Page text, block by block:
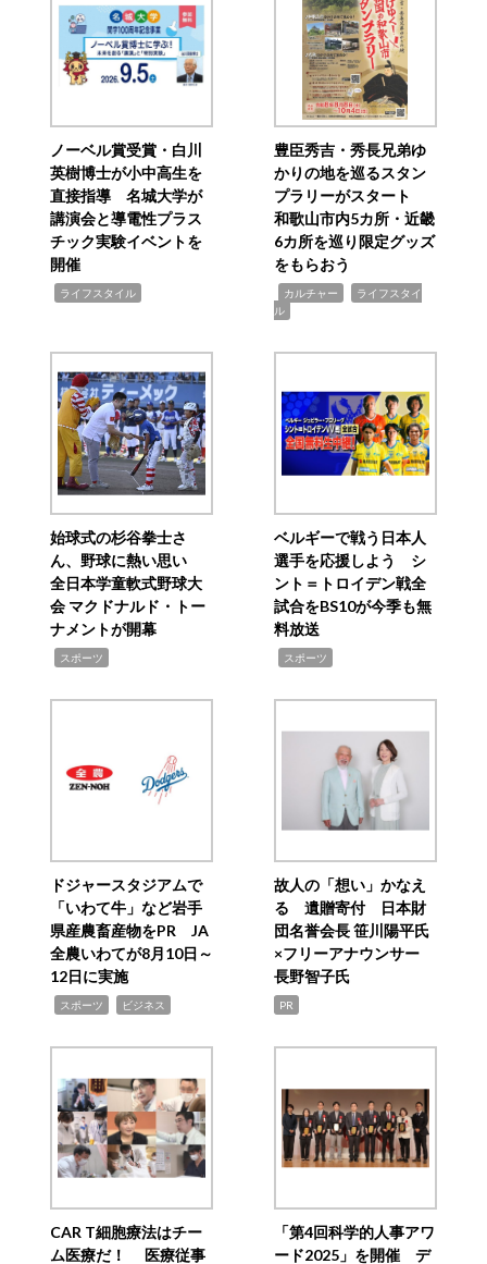
ノーベル賞受賞・白川
英樹博士が小中高生を
直接指導 名城大学が
講演会と導電性プラス
チック実験イベントを
開催
ライフスタイル
豊臣秀吉・秀長兄弟ゆ
かりの地を巡るスタン
プラリーがスタート
和歌山市内5カ所・近畿
6カ所を巡り限定グッズ
をもらおう
カルチャー
ライフスタイ
ル
始球式の杉谷拳士さ
ん、野球に熱い思い
全日本学童軟式野球大
会 マクドナルド・トー
ナメントが開幕
スポーツ
ベルギーで戦う日本人
選手を応援しよう シ
ント＝トロイデン戦全
試合をBS10が今季も無
料放送
スポーツ
ドジャースタジアムで
「いわて牛」など岩手
県産農畜産物をPR JA
全農いわてが8月10日～
12日に実施
スポーツ ビジネス
故人の「想い」かなえ
る 遺贈寄付 日本財
団名誉会長 笹川陽平氏
×フリーアナウンサー
長野智子氏
PR
CAR T細胞療法はチー
ム医療だ！ 医療従事
「第4回科学的人事アワ
ード2025」を開催 デ